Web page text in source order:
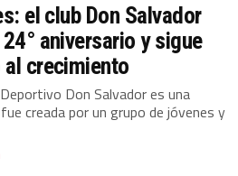
el club Don Salvador
aniversario y sigue
crecimiento
Don Salvador es una
creada por un grupo de jóvenes y